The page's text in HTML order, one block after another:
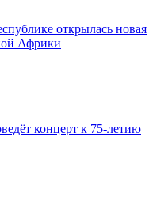
открылась новая
Африки
концерт к 75-летию